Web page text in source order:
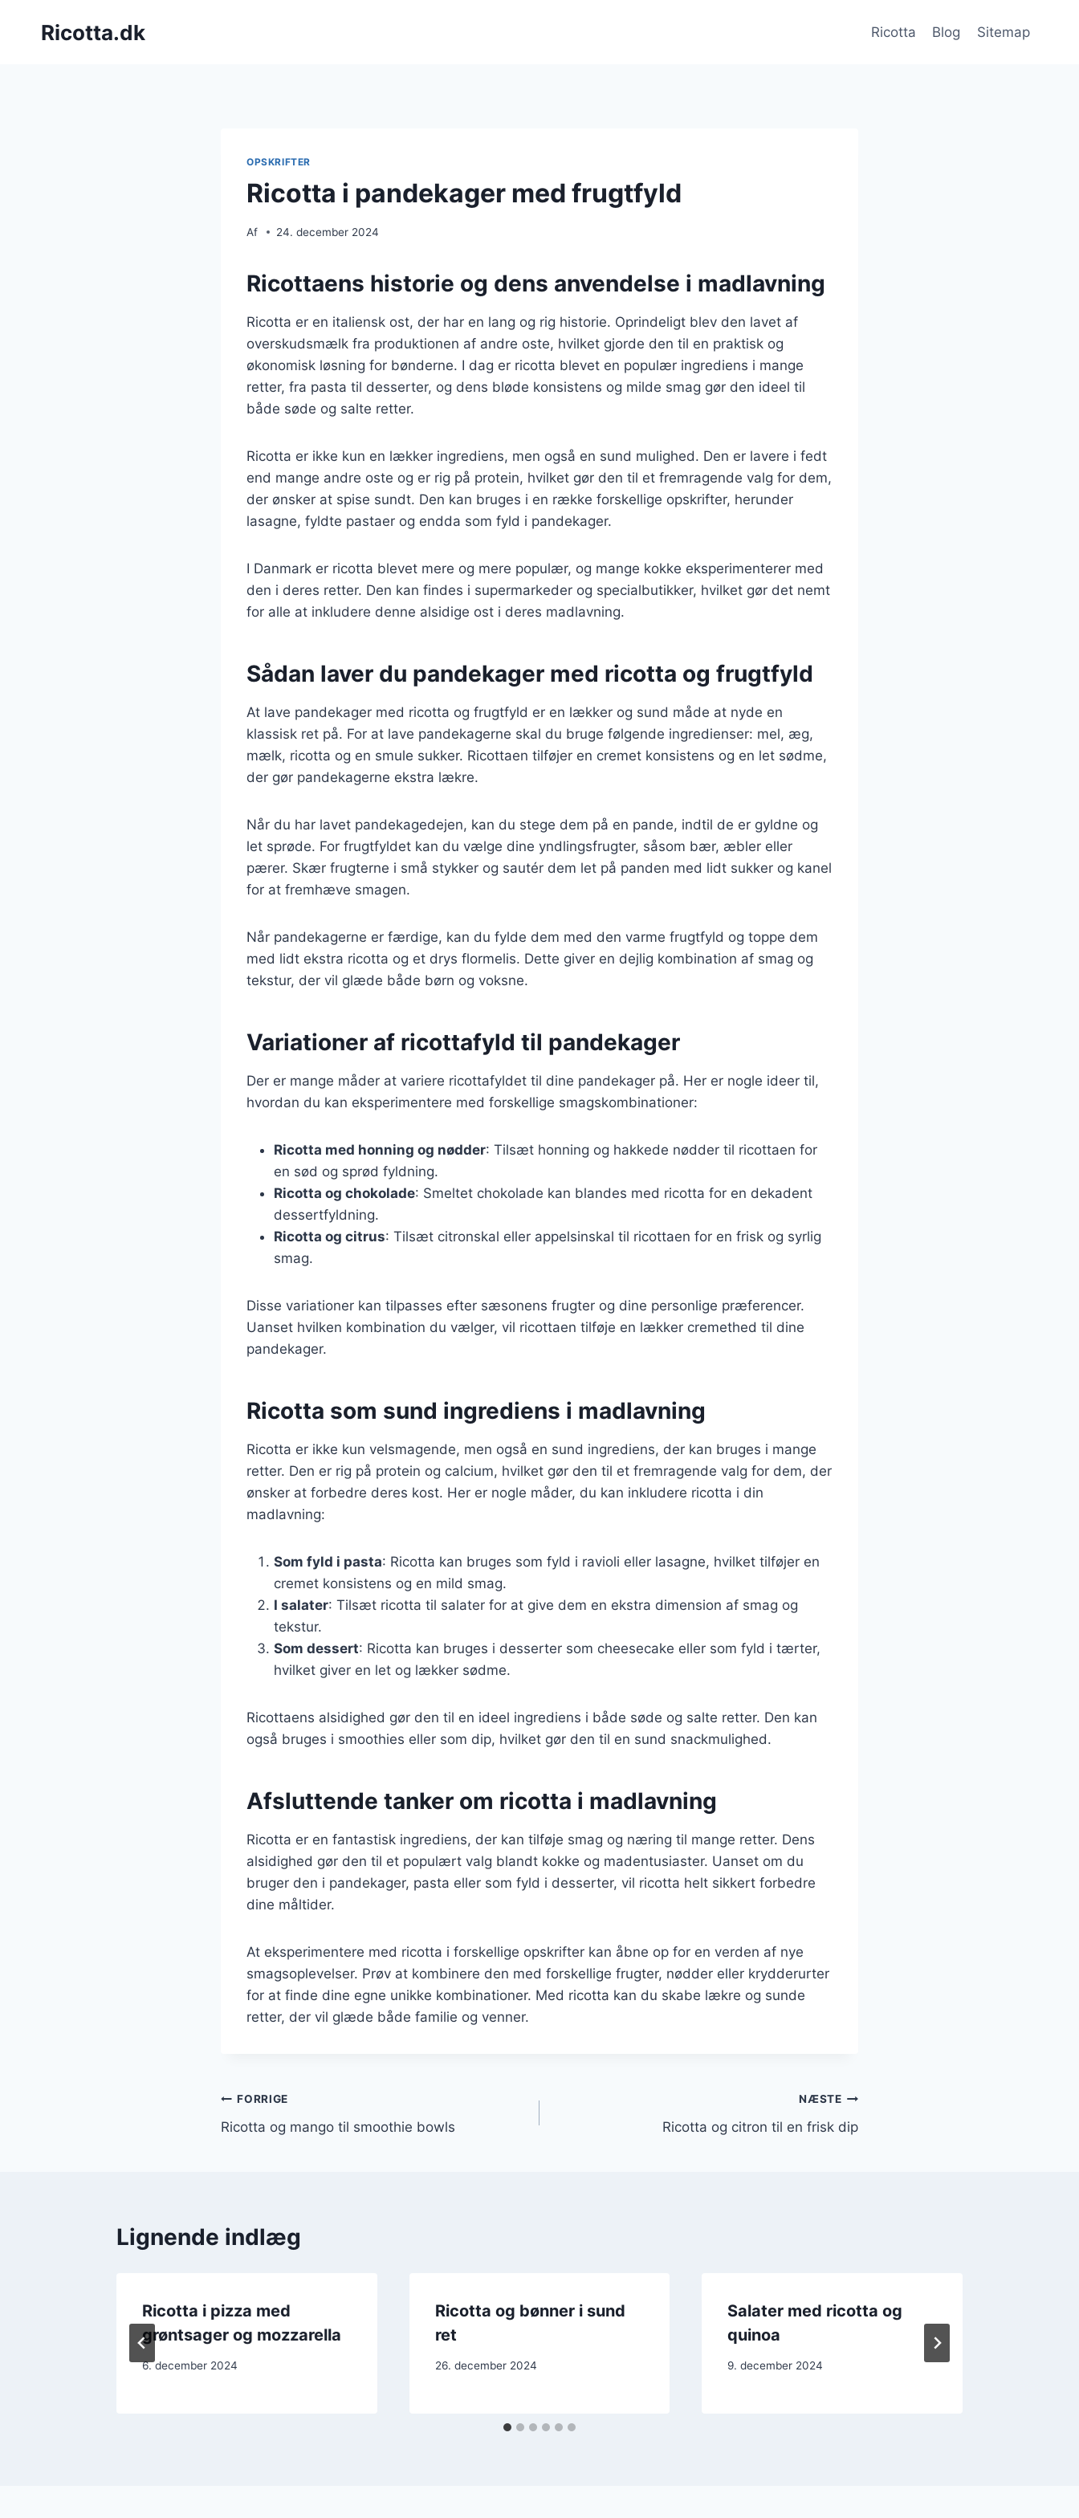
Ricotta.dk Ricotta Blog Sitemap
OPSKRIFTER
Ricotta i pandekager med frugtfyld
Af 24. december 2024
Ricottaens historie og dens anvendelse i madlavning
Ricotta er en italiensk ost, der har en lang og rig historie. Oprindeligt blev den lavet af
overskudsmælk fra produktionen af andre oste, hvilket gjorde den til en praktisk og
økonomisk løsning for bønderne. I dag er ricotta blevet en populær ingrediens i mange
retter, fra pasta til desserter, og dens bløde konsistens og milde smag gør den ideel til
både søde og salte retter.
Ricotta er ikke kun en lækker ingrediens, men også en sund mulighed. Den er lavere i fedt
end mange andre oste og er rig på protein, hvilket gør den til et fremragende valg for dem,
der ønsker at spise sundt. Den kan bruges i en række forskellige opskrifter, herunder
lasagne, fyldte pastaer og endda som fyld i pandekager.
I Danmark er ricotta blevet mere og mere populær, og mange kokke eksperimenterer med
den i deres retter. Den kan findes i supermarkeder og specialbutikker, hvilket gør det nemt
for alle at inkludere denne alsidige ost i deres madlavning.
Sådan laver du pandekager med ricotta og frugtfyld
At lave pandekager med ricotta og frugtfyld er en lækker og sund måde at nyde en
klassisk ret på. For at lave pandekagerne skal du bruge følgende ingredienser: mel, æg,
mælk, ricotta og en smule sukker. Ricottaen tilføjer en cremet konsistens og en let sødme,
der gør pandekagerne ekstra lækre.
Når du har lavet pandekagedejen, kan du stege dem på en pande, indtil de er gyldne og
let sprøde. For frugtfyldet kan du vælge dine yndlingsfrugter, såsom bær, æbler eller
pærer. Skær frugterne i små stykker og sautér dem let på panden med lidt sukker og kanel
for at fremhæve smagen.
Når pandekagerne er færdige, kan du fylde dem med den varme frugtfyld og toppe dem
med lidt ekstra ricotta og et drys flormelis. Dette giver en dejlig kombination af smag og
tekstur, der vil glæde både børn og voksne.
Variationer af ricottafyld til pandekager
Der er mange måder at variere ricottafyldet til dine pandekager på. Her er nogle ideer til,
hvordan du kan eksperimentere med forskellige smagskombinationer:
Ricotta med honning og nødder: Tilsæt honning og hakkede nødder til ricottaen for
en sød og sprød fyldning.
Ricotta og chokolade: Smeltet chokolade kan blandes med ricotta for en dekadent
dessertfyldning.
Ricotta og citrus: Tilsæt citronskal eller appelsinskal til ricottaen for en frisk og syrlig
smag.
Disse variationer kan tilpasses efter sæsonens frugter og dine personlige præferencer.
Uanset hvilken kombination du vælger, vil ricottaen tilføje en lækker cremethed til dine
pandekager.
Ricotta som sund ingrediens i madlavning
Ricotta er ikke kun velsmagende, men også en sund ingrediens, der kan bruges i mange
retter. Den er rig på protein og calcium, hvilket gør den til et fremragende valg for dem, der
ønsker at forbedre deres kost. Her er nogle måder, du kan inkludere ricotta i din
madlavning:
Som fyld i pasta: Ricotta kan bruges som fyld i ravioli eller lasagne, hvilket tilføjer en
cremet konsistens og en mild smag.
I salater: Tilsæt ricotta til salater for at give dem en ekstra dimension af smag og
tekstur.
Som dessert: Ricotta kan bruges i desserter som cheesecake eller som fyld i tærter,
hvilket giver en let og lækker sødme.
Ricottaens alsidighed gør den til en ideel ingrediens i både søde og salte retter. Den kan
også bruges i smoothies eller som dip, hvilket gør den til en sund snackmulighed.
Afsluttende tanker om ricotta i madlavning
Ricotta er en fantastisk ingrediens, der kan tilføje smag og næring til mange retter. Dens
alsidighed gør den til et populært valg blandt kokke og madentusiaster. Uanset om du
bruger den i pandekager, pasta eller som fyld i desserter, vil ricotta helt sikkert forbedre
dine måltider.
At eksperimentere med ricotta i forskellige opskrifter kan åbne op for en verden af nye
smagsoplevelser. Prøv at kombinere den med forskellige frugter, nødder eller krydderurter
for at finde dine egne unikke kombinationer. Med ricotta kan du skabe lækre og sunde
retter, der vil glæde både familie og venner.
Indlægsnavigation
FORRIGE
Ricotta og mango til smoothie bowls
NÆSTE
Ricotta og citron til en frisk dip
Lignende indlæg
Ricotta i pizza med
grøntsager og mozzarella
6. december 2024
Ricotta og bønner i sund
ret
26. december 2024
Salater med ricotta og
quinoa
9. december 2024